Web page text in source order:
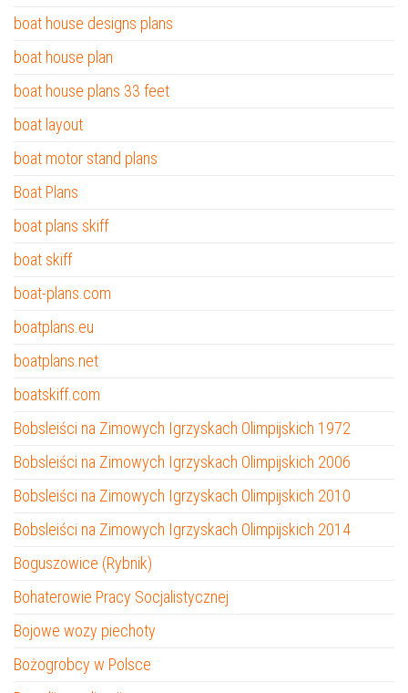
boat house designs plans
boat house plan
boat house plans 33 feet
boat layout
boat motor stand plans
Boat Plans
boat plans skiff
boat skiff
boat-plans.com
boatplans.eu
boatplans.net
boatskiff.com
Bobsleiści na Zimowych Igrzyskach Olimpijskich 1972
Bobsleiści na Zimowych Igrzyskach Olimpijskich 2006
Bobsleiści na Zimowych Igrzyskach Olimpijskich 2010
Bobsleiści na Zimowych Igrzyskach Olimpijskich 2014
Boguszowice (Rybnik)
Bohaterowie Pracy Socjalistycznej
Bojowe wozy piechoty
Bożogrobcy w Polsce